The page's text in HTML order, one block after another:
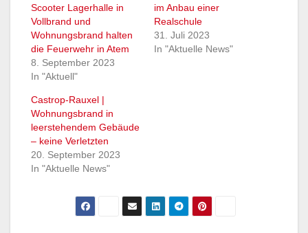
Scooter Lagerhalle in
Vollbrand und
Wohnungsbrand halten
die Feuerwehr in Atem
8. September 2023
In "Aktuell"
im Anbau einer
Realschule
31. Juli 2023
In "Aktuelle News"
Castrop-Rauxel |
Wohnungsbrand in
leerstehendem Gebäude
– keine Verletzten
20. September 2023
In "Aktuelle News"